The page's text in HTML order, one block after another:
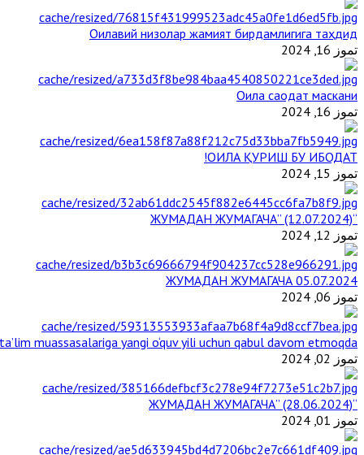
Оилавий низолар жамият бирдамлигига таҳдид
تموز 16, 2024
Оила саодат маскани
تموز 16, 2024
ОИЛА ҚУРИШ БУ ИБОДАТ!
تموز 15, 2024
“ЖУМАДАН ЖУМАГАЧА” (12.07.2024)
تموز 12, 2024
ЖУМАДАН ЖУМАГАЧА 05.07.2024
تموز 06, 2024
muassasalariga yangi o‘quv yili uchun qabul davom etmoqda
تموز 02, 2024
“ЖУМАДАН ЖУМАГАЧА” (28.06.2024)
تموز 01, 2024